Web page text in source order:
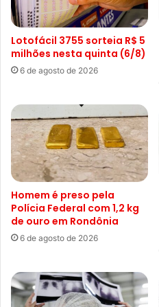
Lotofácil 3755 sorteia R$ 5
milhões nesta quinta (6/8)
6 de agosto de 2026
Homem é preso pela
Polícia Federal com 1,2 kg
de ouro em Rondônia
6 de agosto de 2026